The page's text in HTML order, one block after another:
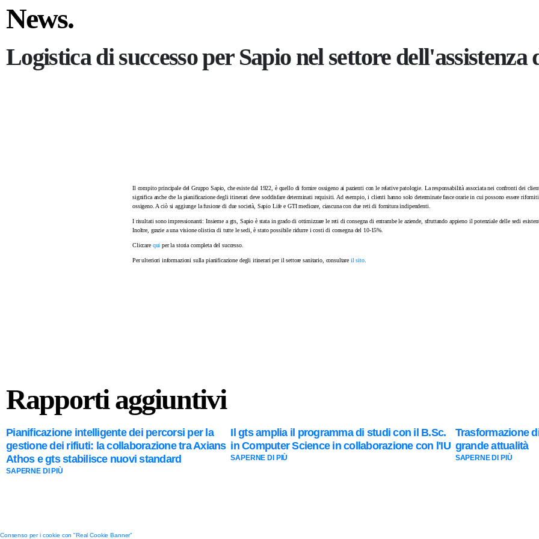
News.
Logistica di successo per Sapio nel settore
Il compito principale del Gruppo Sapio, che esiste dal 1922, è quello di fornire ossigeno ai pazienti con le relative patologie. La responsabilità associata nei confronti dei
significa anche che la pianificazione degli itinerari deve soddisfare determinati requisiti. Ad esempio, i clienti hanno solo determinate fasce orarie in cui possono essere
ossigeno. A ciò si aggiunge la fusione di due società, Sapio Life e GTI medicare, ciascuna con due reti di fornitura indipendenti.
I risultati sono impressionanti: Insieme a gts, Sapio è stata in grado di ottimizzare le reti di consegna di entrambe le aziende, sfruttando appieno il potenziale delle sedi
Inoltre, grazie a una visione olistica di tutte le sedi, è stato possibile ridurre i costi di consegna del 10-15%.
Cliccare quiper la storia completa del successo.
Per ulteriori informazioni sulla pianificazione degli itinerari per il settore sanitario, consultare il sito.
Rapporti aggiuntivi
Pianificazione intelligente dei percorsi per la
gestione dei rifiuti: la collaborazione tra Axians
Athos e gts stabilisce nuovi standard
SAPERNE DI PIÙ
Il gts amplia il programma di studi con il B.Sc.
in Computer Science in collaborazione con l'IU
SAPERNE DI PIÙ
Trasformazione
grande attualità
SAPERNE DI PIÙ
Consenso per i cookie con "Real Cookie Banner"